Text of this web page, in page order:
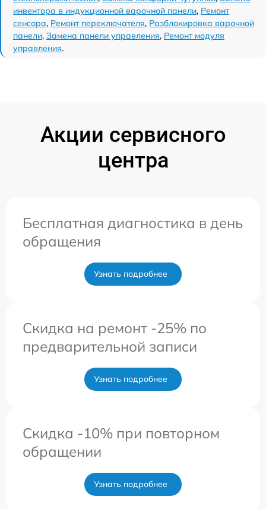
инвентора в индукционной варочной панели, Ремонт
сенсора, Ремонт переключателя, Разблокировка варочной
панели, Замена панели управления, Ремонт модуля
управления.
Акции сервисного
центра
Бесплатная диагностика в день
обращения
Узнать подробнее
Скидка на ремонт -25% по
предварительной записи
Узнать подробнее
Скидка -10% при повторном
обращении
Узнать подробнее